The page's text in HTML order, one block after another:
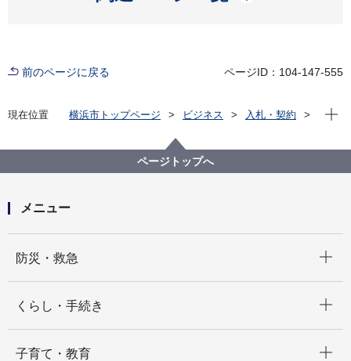
前のページに戻る ページID：104-147-555
現在位置 横浜市トップページ ビジネス
入札・契約
【入札結果掲載】令和７年度親子関係形成支援事業事
務運用委託
現在
ページトップへ
メニュー
防災・救急
くらし・手続き
子育て・教育